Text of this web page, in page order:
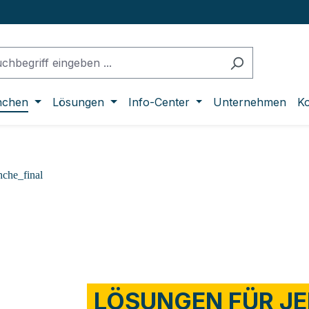
Lösungen Info-Center Unternehmen
LÖSUNGEN FÜR